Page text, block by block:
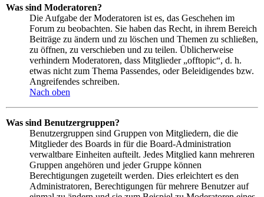
Was sind Moderatoren?
Die Aufgabe der Moderatoren ist es, das Geschehen im
Forum zu beobachten. Sie haben das Recht, in ihrem Bereich
Beiträge zu ändern und zu löschen und Themen zu schließen,
zu öffnen, zu verschieben und zu teilen. Üblicherweise
verhindern Moderatoren, dass Mitglieder „offtopic“, d. h.
etwas nicht zum Thema Passendes, oder Beleidigendes bzw.
Angreifendes schreiben.
Nach oben
Was sind Benutzergruppen?
Benutzergruppen sind Gruppen von Mitgliedern, die die
Mitglieder des Boards in für die Board-Administration
verwaltbare Einheiten aufteilt. Jedes Mitglied kann mehreren
Gruppen angehören und jeder Gruppe können
Berechtigungen zugeteilt werden. Dies erleichtert es den
Administratoren, Berechtigungen für mehrere Benutzer auf